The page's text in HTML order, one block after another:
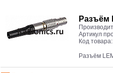
Разъём
Артикул
Код
Разъём